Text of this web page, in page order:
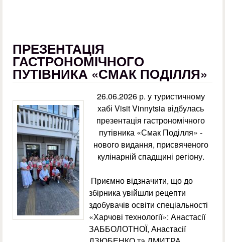
ПРЕЗЕНТАЦІЯ
ГАСТРОНОМІЧНОГО
ПУТІВНИКА «СМАК ПОДІЛЛЯ»
26.06.2026 р. у туристичному
хабі Visit Vinnytsia відбулась
презентація гастрономічного
путівника «Смак Поділля» -
нового видання, присвяченого
кулінарній спадщині регіону.
Приємно відзначити, що до
збірника увійшли рецепти
здобувачів освіти спеціальності
«Харчові технології»: Анастасії
ЗАББОЛОТНОЇ, Анастасії